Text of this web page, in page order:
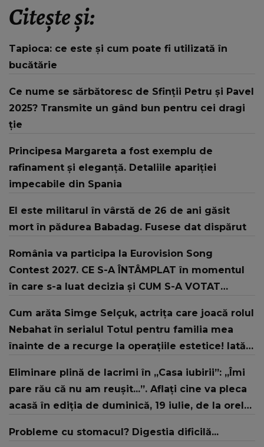
Citește și:
Tapioca: ce este și cum poate fi utilizată în
bucătărie
Ce nume se sărbătoresc de Sfinții Petru și Pavel
2025? Transmite un gând bun pentru cei dragi
ție
Principesa Margareta a fost exemplu de
rafinament și eleganță. Detaliile apariției
impecabile din Spania
El este militarul în vârstă de 26 de ani găsit
mort în pădurea Babadag. Fusese dat dispărut
România va participa la Eurovision Song
Contest 2027. CE S-A ÎNTÂMPLAT în momentul
în care s-a luat decizia și CUM S-A VOTAT
strategic de..."
Cum arăta Simge Selçuk, actrița care joacă rolul
Nebahat în serialul Totul pentru familia mea
înainte de a recurge la operațiile estetice! Iată
„Tinerețe rebelă”
Eliminare plină de lacrimi în „Casa iubirii”: „Îmi
pare rău că nu am reușit...”. Aflați cine va pleca
acasă în ediția de duminică, 19 iulie, de la orele
Probleme cu stomacul? Digestia dificilă...